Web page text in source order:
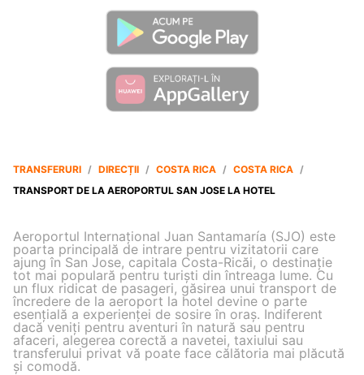
TRANSFERURI / DIRECȚII / COSTA RICA / COSTA RICA /
TRANSPORT DE LA AEROPORTUL SAN JOSE LA HOTEL
Aeroportul Internațional Juan Santamaría (SJO) este
poarta principală de intrare pentru vizitatorii care
ajung în San Jose, capitala Costa-Ricăi, o destinație
tot mai populară pentru turiști din întreaga lume. Cu
un flux ridicat de pasageri, găsirea unui transport de
încredere de la aeroport la hotel devine o parte
esențială a experienței de sosire în oraș. Indiferent
dacă veniți pentru aventuri în natură sau pentru
afaceri, alegerea corectă a navetei, taxiului sau
transferului privat vă poate face călătoria mai plăcută
și comodă.